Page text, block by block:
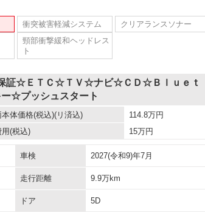
衝突被害軽減システム
クリアランスソナー
頸部衝撃緩和ヘッドレス
ト
証☆ＥＴＣ☆ＴＶ☆ナビ☆ＣＤ☆Ｂｌｕｅｔ
☆プッシュスタート
本体価格(税込)(リ済込) 114.8万円
用(税込) 15万円
車検 2027(令和9)年7月
走行距離 9.9万km
ドア 5D